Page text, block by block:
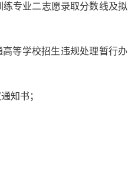
专业二志愿录取分数线及拟
等学校招生违规处理暂行办
知书；